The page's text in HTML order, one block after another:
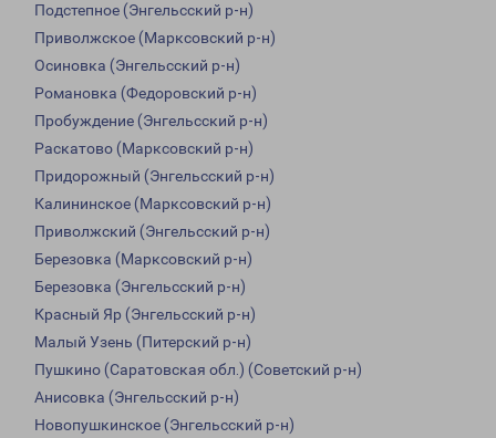
Подстепное (Энгельсский р-н)
Приволжское (Марксовский р-н)
Осиновка (Энгельсский р-н)
Романовка (Федоровский р-н)
Пробуждение (Энгельсский р-н)
Раскатово (Марксовский р-н)
Придорожный (Энгельсский р-н)
Калининское (Марксовский р-н)
Приволжский (Энгельсский р-н)
Березовка (Марксовский р-н)
Березовка (Энгельсский р-н)
Красный Яр (Энгельсский р-н)
Малый Узень (Питерский р-н)
Пушкино (Саратовская обл.) (Советский р-н)
Анисовка (Энгельсский р-н)
Новопушкинское (Энгельсский р-н)